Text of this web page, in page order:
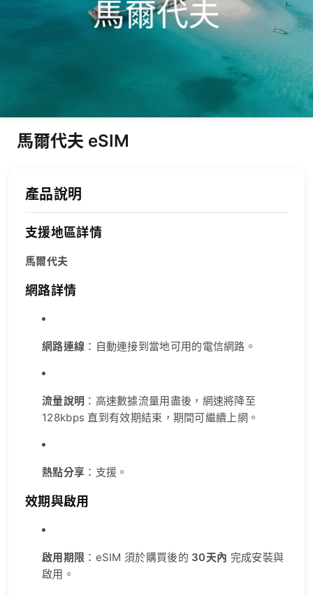
馬爾代夫 eSIM
產品說明
支援地區詳情
馬爾代夫
網路詳情
網路連線 ：自動連接到當地可用的電信網路。
流量說明 ：高速數據流量用盡後，網速將降至
128kbps 直到有效期結束，期間可繼續上網。
熱點分享 ：支援。
效期與啟用
啟用期限 ：eSIM 須於購買後的 30天內 完成安裝與
啟用。